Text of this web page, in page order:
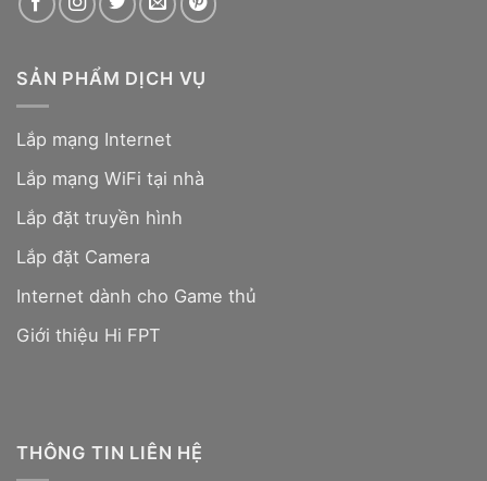
SẢN PHẨM DỊCH VỤ
Lắp mạng Internet
Lắp mạng WiFi tại nhà
Lắp đặt truyền hình
Lắp đặt Camera
Internet dành cho Game thủ
Giới thiệu Hi FPT
THÔNG TIN LIÊN HỆ